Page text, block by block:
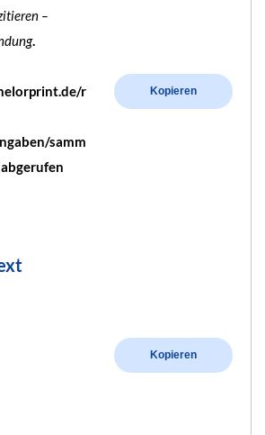
–
.
r
samm
Kopieren
Kopieren